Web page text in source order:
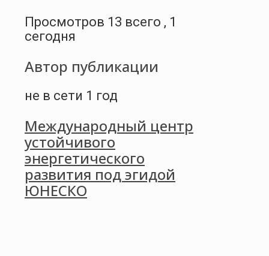
Просмотров 13 всего , 1
сегодня
Автор публикации
не в сети 1 год
Международный центр
устойчивого
энергетического
развития под эгидой
ЮНЕСКО